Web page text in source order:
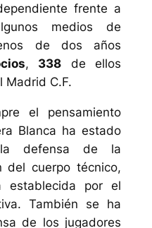
frente a
medios de
de dos años
, 338 de ellos
Madrid C.F.
el pensamiento
Blanca ha estado
defensa de la
del cuerpo técnico,
establecida por el
También se ha
de los jugadores